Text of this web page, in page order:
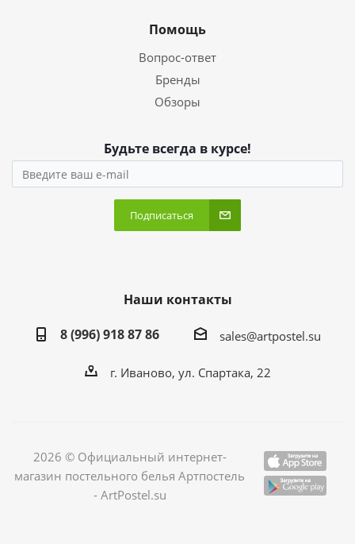
Помощь
Вопрос-ответ
Бренды
Обзоры
Будьте всегда в курсе!
Подписаться
Наши контакты
8 (996) 918 87 86
sales@artpostel.su
г. Иваново, ул. Спартака, 22
2026 © Официальный интернет-
магазин постельного белья Артпостель
- ArtPostel.su